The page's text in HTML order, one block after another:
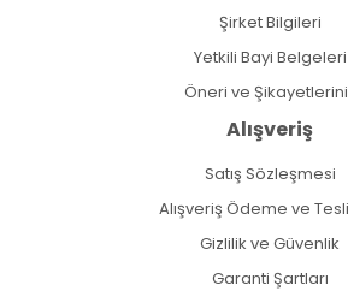
Şirket Bilgileri
Yetkili Bayi Belgeleri
Öneri ve
Alışveriş
Satış Sözleşmesi
Alışveriş Ödeme ve
Gizlilik ve Güvenlik
Garanti Şartları